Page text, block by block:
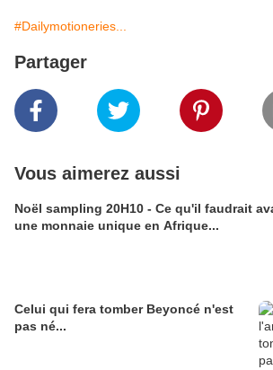
#Dailymotioneries...
Partager
Vous aimerez aussi
Noël sampling 20H10 - Ce qu'il faudrait
une monnaie unique en Afrique...
Celui qui fera tomber Beyoncé n'est
pas né...